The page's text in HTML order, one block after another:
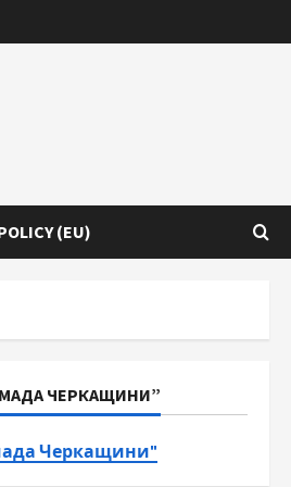
(EU)
ЧЕРКАЩИНИ”
Черкащини"